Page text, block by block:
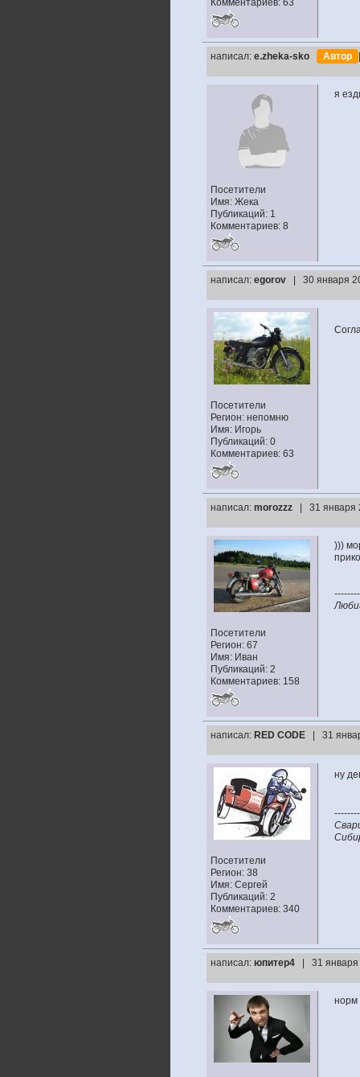
Комментариев: 63
написал: e.zheka-sko Автор
Посетители
Имя: Жека
Публикаций: 1
Комментариев: 8
я
написал: egorov | 30 января
Посетители
Регион: непомню
Имя: Игорь
Публикаций: 0
Комментариев: 63
написал: morozzz | 31
Посетители
Регион: 67
Имя: Иван
Публикаций: 2
Комментариев: 158
)))
написал: RED CODE | 31
Посетители
Регион: 38
Имя: Сергей
Публикаций: 2
Комментариев: 340
ну
написал: юпитер4 | 31
норм